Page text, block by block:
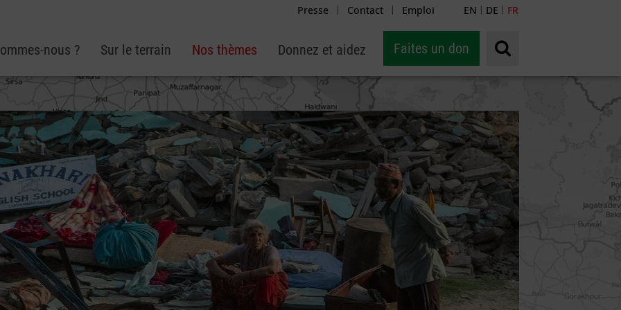
Presse | Contact | Emploi EN | DE | FR
nous ? Sur le terrain Nos thèmes Donnez et aidez Faites un don